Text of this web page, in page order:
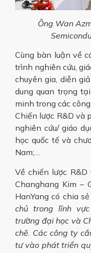
Ông Wan
Cùng bàn luận về
trình nghiên cứu,
chuyên gia, diễn
dung quan trọng
minh trong các
Chiến lược R&D và
nghiên cứu/ giáo
học quốc tế và
Nam;…
Về chiến lược
Changhang Kim –
HanYang có chia sẻ
chủ trong lĩnh
trường đại học và
chẽ. Các công ty
tư vào phát triển